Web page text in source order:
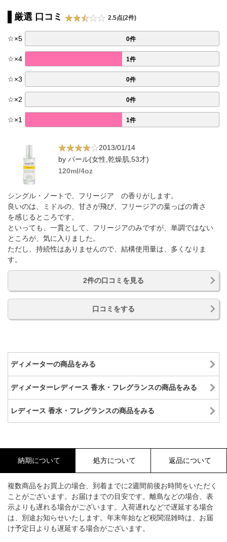
厳選 口コミ 2.5点(2件)
☆×5 0件
☆×4 1件
☆×3 0件
☆×2 0件
☆×1 1件
2013/01/14
by パール(女性,乾燥肌,53才)
120ml/4oz
シングル・ノートで、フリージア の香りがします。
良いのは、ミドルの、甘さが飛び、フリージアの葉っぱの青さ
を感じるところです。
といっても、一貫として、フリージアのみですが、単調ではない
ところが、気に入りました。
ただし、持続性はありませんので、結構使用量は、多くなりま
す。
2件の口コミを見る
口コミをする
ディメーターの商品をみる
ディメーターレディース 香水・フレグランスの商品をみる
レディース 香水・フレグランスの商品をみる
納期について 処方について 返品について
複数商品をお買上の場合、到着までに2週間前後お時間をいただく
ことがございます。お届けまでの目安です。離島などの場合、表
示よりも遅れる場合がございます。入荷遅れなどで遅延する場合
は、別途お知らせいたします。年末年始など税関混雑時は、お届
け予定日よりも遅延する場合がございます。